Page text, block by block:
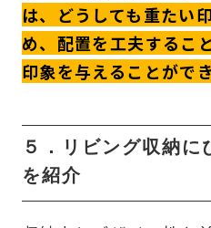
は、どうしても重たい
め、配置を工夫するこ
印象を与えることができ
５．リビング収納に
を紹介